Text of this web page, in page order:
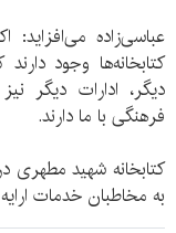
عباسی‌زاده
کتابخانه‌ها وجود
دیگر، ادارات دیگر
فرهنگی با ما دارند.
کتابخانه شهید مطهری
به مخاطبان خدمات